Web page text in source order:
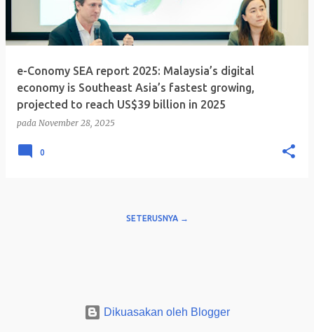
a
e-Conomy SEA report 2025: Malaysia’s digital
economy is Southeast Asia’s fastest growing,
projected to reach US$39 billion in 2025
pada November 28, 2025
0
SETERUSNYA →
Dikuasakan oleh Blogger